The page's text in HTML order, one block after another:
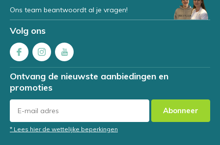
Ons team beantwoordt al je vragen!
Volg ons
Ontvang de nieuwste aanbiedingen en
promoties
Abonneer
* Lees hier de wettelijke beperkingen